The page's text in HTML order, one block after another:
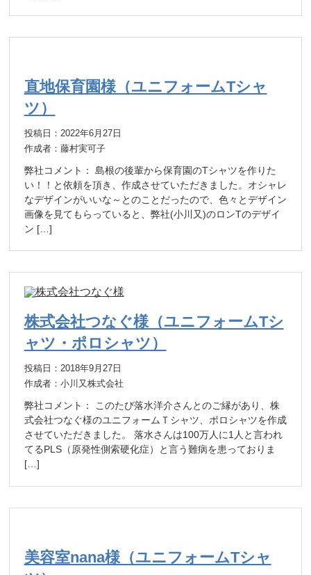
直地保育園様（ユニフォームTシャ
ツ）
投稿日：2022年6月27日
作成者：藤村実可子
弊社コメント： 島根の後輩から保育園のTシャツを作りた
い！！と依頼を頂き、作成させていただきました。オシャレ
なデザインがいいな～とのことだったので、色々とデザイン
画像を見てもらっていると、弊社(小川又)のロンTのデザイ
ン […]
株式会社つなぐ様（ユニフォームTシ
ャツ・ポロシャツ）
投稿日：2018年9月27日
作成者：小川又株式会社
弊社コメント： このたび落水洋介さんとのご縁があり、株
式会社つなぐ様のユニフォームＴシャツ、ポロシャツを作成
させていただきました。 落水さんは100万人に1人と言われ
てるPLS（原発性側索硬化症）と言う難病を患っておりま
[…]
美容室nana様（ユニフォームTシャ